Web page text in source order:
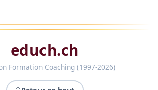
educh.ch
Formation Coaching (1997-2026)